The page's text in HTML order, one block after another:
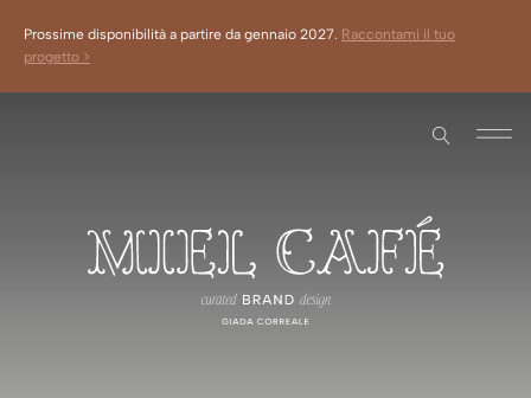
Prossime disponibilità a partire da gennaio 2027. Raccontami il tuo
progetto >